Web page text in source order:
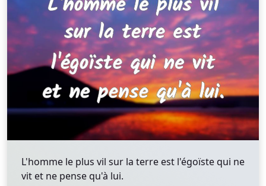
L'homme le plus vil sur la terre est l'égoïste qui ne
vit et ne pense qu'à lui.